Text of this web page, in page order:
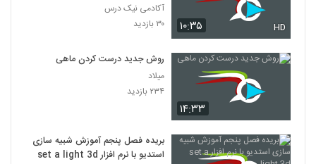
۱۰:۳۵ HD
آکادمی نیک درس
۳۰ بازدید
۱۴:۳۳
روش جدید درست کردن ماهی
میلاد
۲۳۴ بازدید
بریده فصل پنجم آموزش شبیه سازی
استدیو با نرم افزار set a light 3d